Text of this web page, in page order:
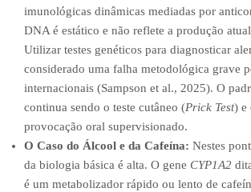
imunológicas dinâmicas mediadas por
DNA é estático e não reflete a produção
Utilizar testes genéticos para diagnosticar
considerado uma falha metodológica grave
internacionais (Sampson et al., 2025). O
continua sendo o teste cutâneo (Prick Test) e
provocação oral supervisionado.
O Caso do Álcool e da Cafeína: Nestes
da biologia básica é alta. O gene CYP1A2
é um metabolizador rápido ou lento de